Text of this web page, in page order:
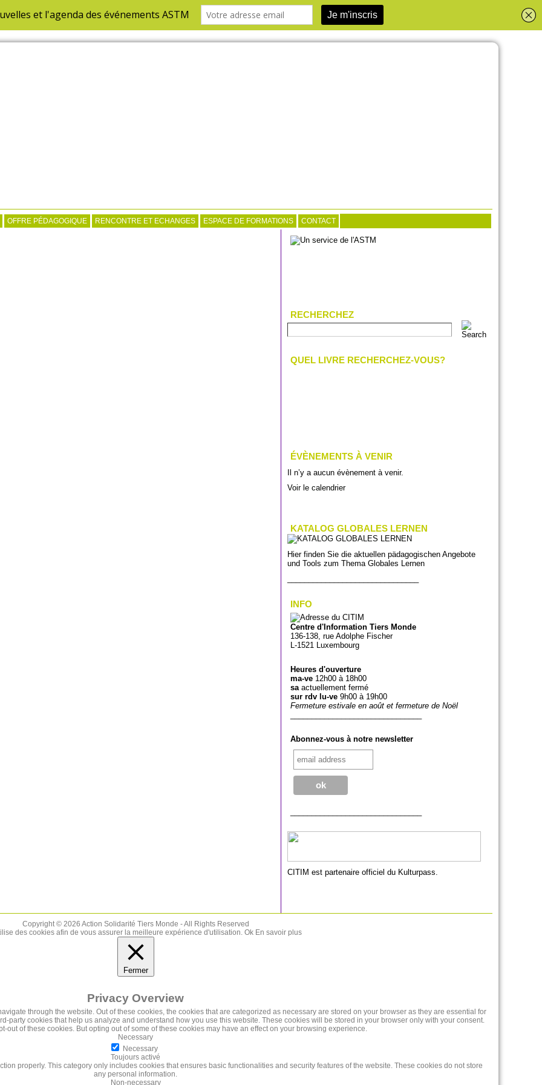
OFFRE PÉDAGOGIQUE RENCONTRE ET ECHANGES ESPACE DE FORMATIONS CONTACT
RECHERCHEZ
QUEL LIVRE RECHERCHEZ-VOUS?
ÉVÈNEMENTS À VENIR
Il n’y a aucun évènement à venir.
Voir le calendrier
KATALOG GLOBALES LERNEN
Hier finden Sie die aktuellen pädagogischen Angebote
und Tools zum Thema Globales Lernen
INFO
Centre d'Information Tiers Monde
136-138, rue Adolphe Fischer
L-1521 Luxembourg
Heures d'ouverture
ma-ve 12h00 à 18h00
saactuellement fermé
sur rdv lu-ve 9h00 à 19h00
Fermeture estivale en août et fermeture de Noël
Abonnez-vous à notre newsletter
CITIM est partenaire officiel du Kulturpass.
Copyright © 2026 Action Solidarité Tiers Monde - All Rights Reserved
des cookies afin de vous assurer la meilleure expérience d'utilisation. Ok En savoir plus
Fermer
Privacy Overview
through the website. Out of these cookies, the cookies that are categorized as necessary are stored on your browser as they are essential for
party cookies that help us analyze and understand how you use this website. These cookies will be stored in your browser only with your consent.
out of these cookies. But opting out of some of these cookies may have an effect on your browsing experience.
Necessary
Necessary
Toujours activé
properly. This category only includes cookies that ensures basic functionalities and security features of the website. These cookies do not store
any personal information.
Non-necessary